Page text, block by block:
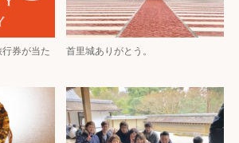
券が当た
首里城ありがとう。